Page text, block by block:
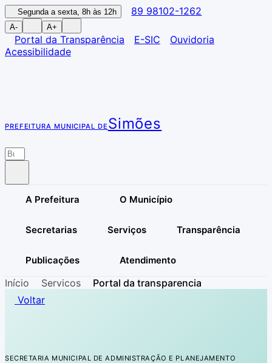
Segunda a sexta, 8h às 12h 89 98102-1262
A- A+
Portal da Transparência E-SIC
Ouvidoria
Acessibilidade
PREFEITURA MUNICIPAL DE Simões
A Prefeitura O Município
Secretarias Serviços Transparência
Publicações Atendimento
Início Servicos
Portal da transparencia
Voltar
SECRETARIA MUNICIPAL DE ADMINISTRAÇÃO E PLANEJAMENTO